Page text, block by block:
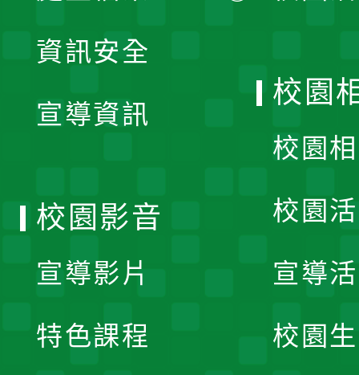
資訊安全
宣導資訊
校園
校園
校園
宣導
校園
校園影音
宣導影片
特色課程